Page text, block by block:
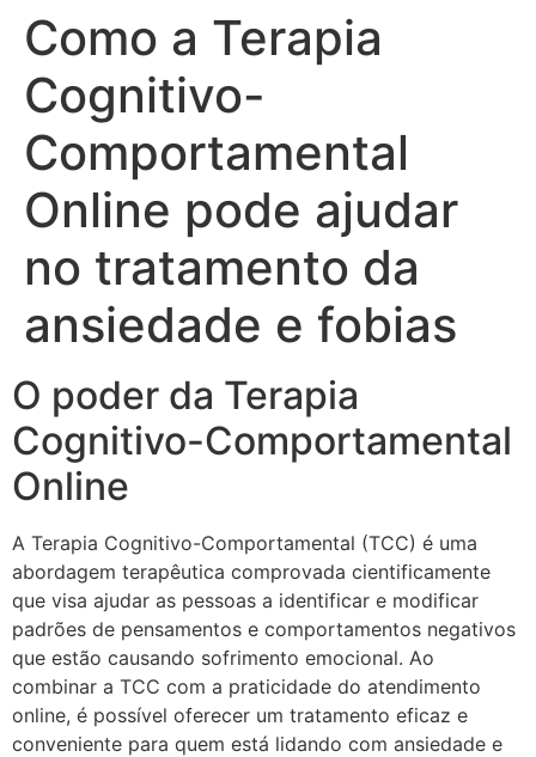
Como a Terapia
Cognitivo-
Comportamental
Online pode ajudar
no tratamento da
ansiedade e fobias
O poder da Terapia
Cognitivo-Comportamental
Online
A Terapia Cognitivo-Comportamental (TCC) é uma
abordagem terapêutica comprovada cientificamente
que visa ajudar as pessoas a identificar e modificar
padrões de pensamentos e comportamentos negativos
que estão causando sofrimento emocional. Ao
combinar a TCC com a praticidade do atendimento
online, é possível oferecer um tratamento eficaz e
conveniente para quem está lidando com ansiedade e